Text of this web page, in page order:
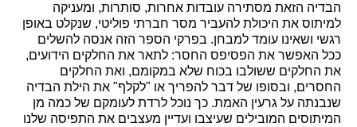
הבדיה הזאת מסתירה עובדות אחרות, סותרות, ומעניקה
למיתוס את היכולת להעביר מסר חברתי פוליטי, שנקלט באופן
רגשי ושאינו עומד למבחן. בפרקי הספר הזה אנסה להשלים
ככל האפשר את הפסיפס החסר: לתאר את החלקים הידועים,
את החלקים ששולבו בכוח שלא במקומם, ואת החלקים
החסרים, ובסופו של דבר להפריך או "לקלף" את הילת הבדיה
שנבנתה על גרעין האמת. כך נוכל לרדת לעומקם של כמה מן
המיתוסים המובילים שעיצבו ועדיין מעצבים את התפיסה שלנו